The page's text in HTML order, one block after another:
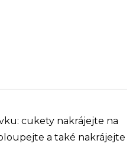
cukety nakrájejte na
a také nakrájejte